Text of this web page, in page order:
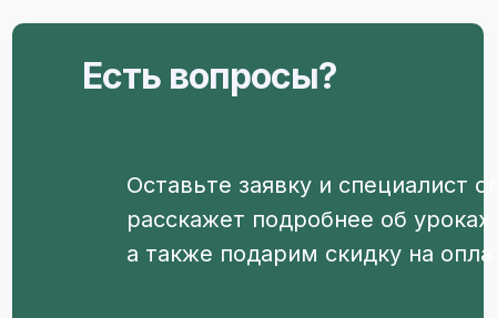
Есть вопросы?
Оставьте заявку и специалист
расскажет подробнее об
а также подарим скидку на